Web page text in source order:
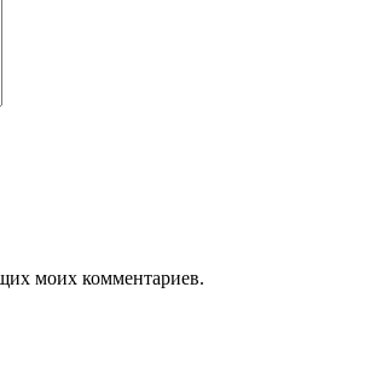
моих комментариев.